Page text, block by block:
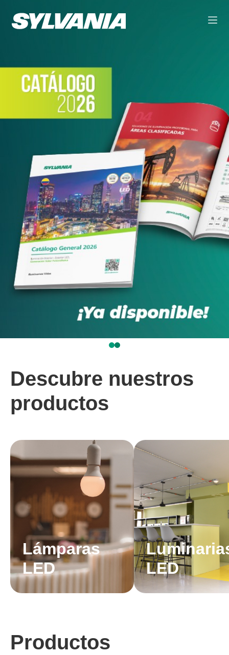
Descubre nuestros
productos
Lámparas
LED
LED
Productos